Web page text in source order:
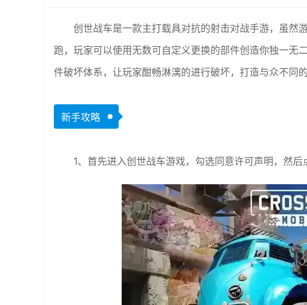
创世战车是一款主打载具对抗的射击对战手游，虽然
跑，玩家可以使用无数可自定义更换的部件创造你独一无
件破坏体系，让玩家酣畅淋漓的进行破坏，打造与众不同的
新手攻略
1、首先进入创世战车游戏，勾选同意许可声明，然后